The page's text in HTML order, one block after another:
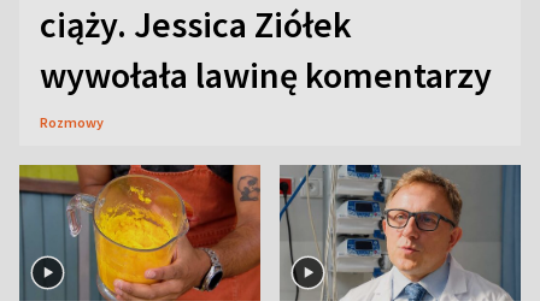
ciąży. Jessica Ziółek
wywołała lawinę komentarzy
Rozmowy